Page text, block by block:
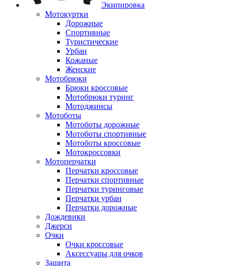
Экипировка
Мотокуртки
Дорожные
Спортивные
Туристические
Урбан
Кожаные
Женские
Мотобрюки
Брюки кроссовые
Мотобрюки туринг
Мотоджинсы
Мотоботы
Мотоботы дорожные
Мотоботы спортивные
Мотоботы кроссовые
Мотокроссовки
Мотоперчатки
Перчатки кроссовые
Перчатки спортивные
Перчатки туринговые
Перчатки урбан
Перчатки дорожные
Дождевики
Джерси
Очки
Очки кроссовые
Аксессуары для очков
Защита